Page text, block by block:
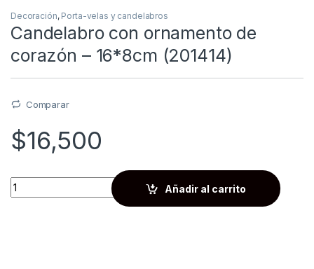
Decoración, Porta-velas y candelabros
Candelabro con ornamento de
corazón – 16*8cm (201414)
Comparar
$16,500
Quantity
Añadir al carrito